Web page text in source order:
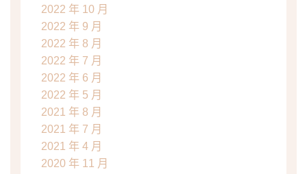
2022 年 10 月
2022 年 9 月
2022 年 8 月
2022 年 7 月
2022 年 6 月
2022 年 5 月
2021 年 8 月
2021 年 7 月
2021 年 4 月
2020 年 11 月